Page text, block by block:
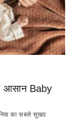
आसान Baby
का सबसे सुखद